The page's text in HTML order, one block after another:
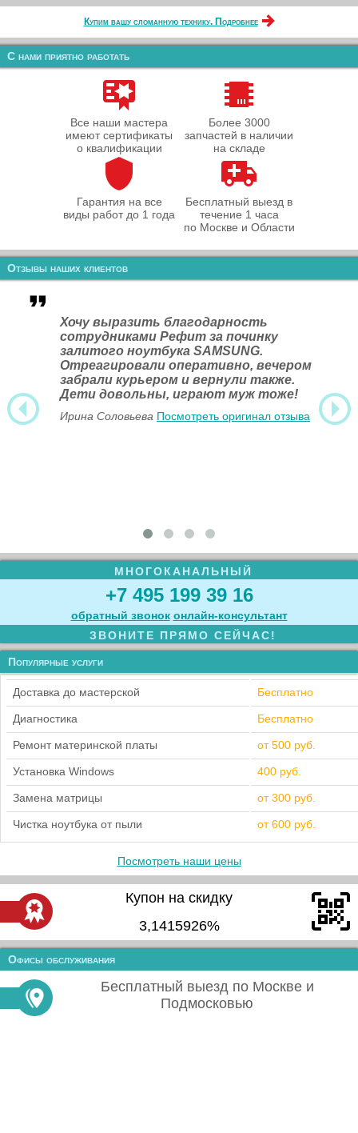
Купим вашу сломанную технику. Подробнее
С нами приятно работать
Все наши мастера
имеют сертификаты
о квалификации
Более 3000
запчастей в наличии
на складе
Гарантия на все
виды работ до 1 года
Бесплатный выезд в
течение 1 часа
по Москве и Области
Отзывы наших клиентов
Хочу выразить благодарность
сотрудниками Рефит за починку
залитого ноутбука SAMSUNG.
Отреагировали оперативно, вечером
забрали курьером и вернули также.
Дети довольны, играют муж тоже!
Ирина Соловьева Посмотреть оригинал отзыва
МНОГОКАНАЛЬНЫЙ
+7 495 199 39 16
обратный звонок онлайн‑консультант
ЗВОНИТЕ ПРЯМО СЕЙЧАС!
Популярные услуги
Доставка до мастерской Бесплатно
Диагностика Бесплатно
Ремонт материнской платы от 500 руб.
Установка Windows 400 руб.
Замена матрицы от 300 руб.
Чистка ноутбука от пыли от 600 руб.
Посмотреть наши цены
Купон на скидку
3,1415926%
Офисы обслуживания
Бесплатный выезд по Москве и
Подмосковью